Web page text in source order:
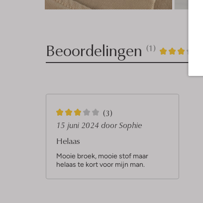
Beoordelingen (1) 1
3
3
S
t
e
r
r
(3)
15 juni 2024 door Sophie
Helaas
Mooie broek, mooie stof maar
helaas te kort voor mijn man.